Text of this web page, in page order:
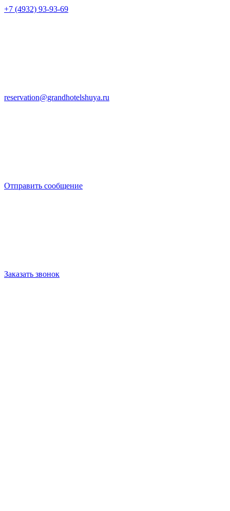
+7 (4932) 93-93-69
reservation@grandhotelshuya.ru
Отправить сообщение
Заказать звонок